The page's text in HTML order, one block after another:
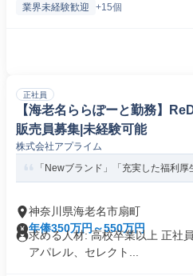
業界未経験歓迎 +15個
正社員
【海老名ららぽーと勤務】
販売員募集|未経験可能
株式会社アプライム
「Newブランド」「充実した福利厚
神奈川県海老名市扇町
年俸350万円～550万円
求める人材: 高校卒業以上 正社
アパレル、セレクト...